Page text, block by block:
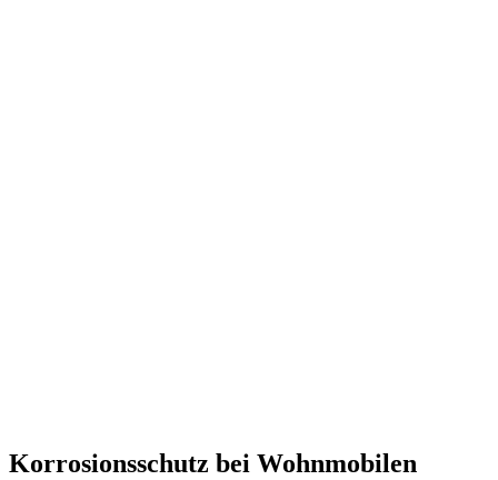
Korrosionsschutz bei Wohnmobilen